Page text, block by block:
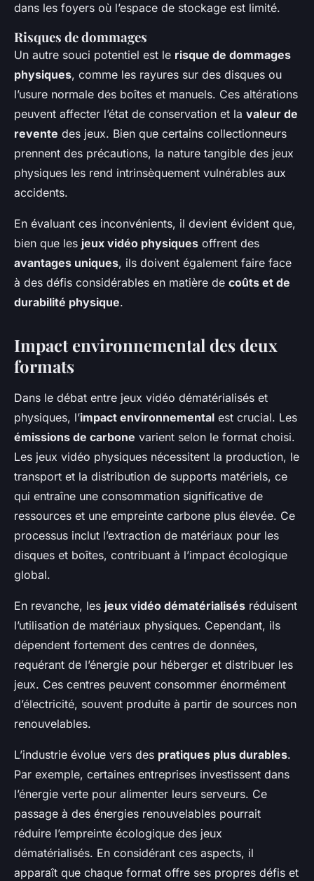
dans les foyers où l’espace de stockage est limité.
Risques de dommages
Un autre souci potentiel est le risque de dommages
physiques, comme les rayures sur des disques ou
l’usure normale des boîtes et manuels. Ces altérations
peuvent affecter l’état de conservation et la valeur de
revente des jeux. Bien que certains collectionneurs
prennent des précautions, la nature tangible des jeux
physiques les rend intrinsèquement vulnérables aux
accidents.
En évaluant ces inconvénients, il devient évident que,
bien que les jeux vidéo physiques offrent des
avantages uniques, ils doivent également faire face
à des défis considérables en matière de coûts et de
durabilité physique.
Impact environnemental des deux
formats
Dans le débat entre jeux vidéo dématérialisés et
physiques, l’impact environnemental est crucial. Les
émissions de carbone varient selon le format choisi.
Les jeux vidéo physiques nécessitent la production, le
transport et la distribution de supports matériels, ce
qui entraîne une consommation significative de
ressources et une empreinte carbone plus élevée. Ce
processus inclut l’extraction de matériaux pour les
disques et boîtes, contribuant à l’impact écologique
global.
En revanche, les jeux vidéo dématérialisés réduisent
l’utilisation de matériaux physiques. Cependant, ils
dépendent fortement des centres de données,
requérant de l’énergie pour héberger et distribuer les
jeux. Ces centres peuvent consommer énormément
d’électricité, souvent produite à partir de sources non
renouvelables.
L’industrie évolue vers des pratiques plus durables.
Par exemple, certaines entreprises investissent dans
l’énergie verte pour alimenter leurs serveurs. Ce
passage à des énergies renouvelables pourrait
réduire l’empreinte écologique des jeux
dématérialisés. En considérant ces aspects, il
apparaît que chaque format offre ses propres défis et